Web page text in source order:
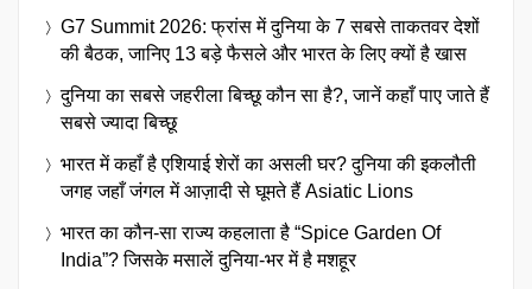
G7 Summit 2026: फ्रांस में दुनिया के 7 सबसे ताकतवर देशों
की बैठक, जानिए 13 बड़े फैसले और भारत के लिए क्यों है खास
दुनिया का सबसे जहरीला बिच्छू कौन सा है?, जानें कहाँ पाए जाते हैं
सबसे ज्यादा बिच्छू
भारत में कहाँ है एशियाई शेरों का असली घर? दुनिया की इकलौती
जगह जहाँ जंगल में आज़ादी से घूमते हैं Asiatic Lions
भारत का कौन-सा राज्य कहलाता है “Spice Garden Of
India”? जिसके मसालें दुनिया-भर में है मशहूर